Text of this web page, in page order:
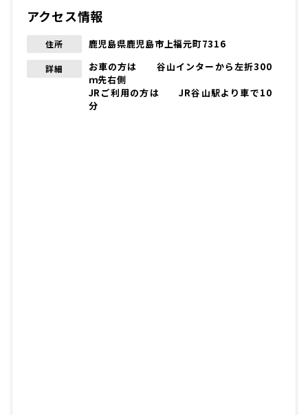
アクセス情報
住所 鹿児島県鹿児島市上福元町7316
詳細
お車の方は 谷山インターから左折300
ｍ先右側
JRご利用の方は JR谷山駅より車で10
分